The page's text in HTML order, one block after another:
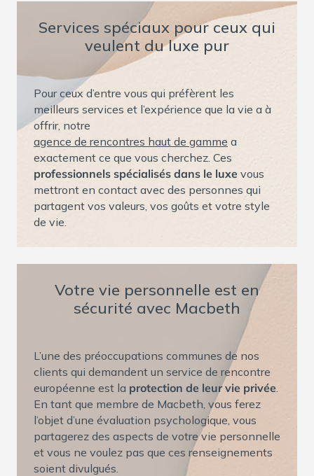
Services spéciaux pour ceux qui
veulent du luxe pur
Pour ceux d’entre vous qui préfèrent les
meilleurs services et l’expérience que la vie a à
offrir, notre
agence de rencontres haut de gamme a
exactement ce que vous cherchez. Ces
professionnels spécialisés dans le luxe vous
mettront en contact avec des personnes qui
partagent vos valeurs, vos goûts et votre style
de vie.
Votre vie personnelle est en
sécurité avec Macbeth
L’une des préoccupations communes de nos
clients qui demandent un service de rencontre
européenne est la protection de leur vie privée.
En tant que membre de Macbeth, vous ferez
l’objet d’une évaluation psychologique, vous
partagerez des aspects de votre vie personnelle
et vous ne voulez pas que ces renseignements
soient divulgués.